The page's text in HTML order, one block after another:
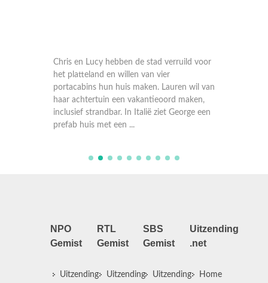
het platteland en willen van vier
portacabins hun huis maken. Lauren wil van
haar achtertuin een vakantieoord maken,
inclusief strandbar. In Italië ziet George een
prefab huis met een ...
NPO
Gemist
Uitzending
RTL
Gemist
Uitzending
SBS
Gemist
Uitzending
Uitzending
.net
Home